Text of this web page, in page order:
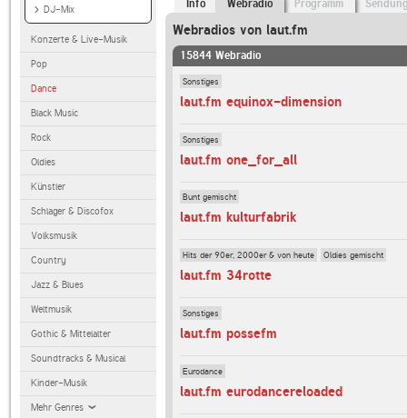
DJ-Mix
Konzerte & Live-Musik
Pop
Dance
Black Music
Rock
Oldies
Künstler
Schlager & Discofox
Volksmusik
Country
Jazz & Blues
Weltmusik
Gothic & Mittelalter
Soundtracks & Musical
Kinder-Musik
Mehr Genres
Info Webradio Programm
Webradios von laut.fm
15844 Webradio
Sonstiges
laut.fm equinox-dimension
Sonstiges
laut.fm one_for_all
Bunt gemischt
laut.fm kulturfabrik
Hits der 90er, 2000er & von heute Oldies gemischt
laut.fm 34rotte
Sonstiges
laut.fm possefm
Eurodance
laut.fm eurodancereloaded